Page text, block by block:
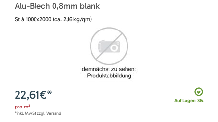
Alu-Blech 0,8mm blank
St à 1000x2000 (ca. 2,16 kg/qm)
Auf Lager: 314
22,61€*
pro m²
*inkl. MwSt zzgl. Versand